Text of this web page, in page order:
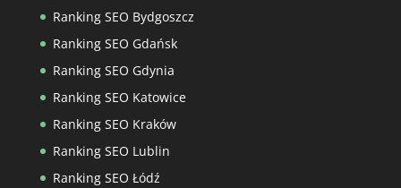
Ranking SEO Bydgoszcz
Ranking SEO Gdańsk
Ranking SEO Gdynia
Ranking SEO Katowice
Ranking SEO Kraków
Ranking SEO Lublin
Ranking SEO Łódź